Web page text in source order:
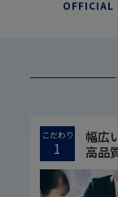
OFFICIAL
こだわり
1
幅広
高品